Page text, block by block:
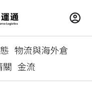
物流與海外倉
關 金流